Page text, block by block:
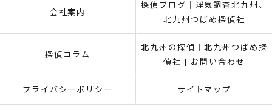
会社案内
探偵ブログ｜浮気調査北九州、
北九州つばめ探偵社
探偵コラム
北九州の探偵｜北九州つばめ探
偵社 | お問い合わせ
プライバシーポリシー サイトマップ